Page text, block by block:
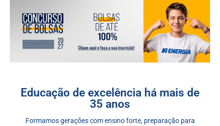
Educação de excelência há mais de
35 anos
Formamos gerações com ensino forte, preparação para